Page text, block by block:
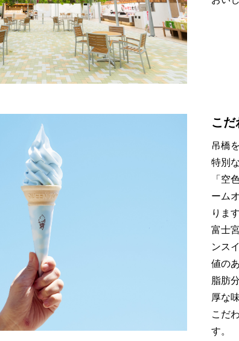
こだ
吊橋
特別
「空
ーム
ります
富士
ンス
値の
脂肪
厚な
こだ
す。